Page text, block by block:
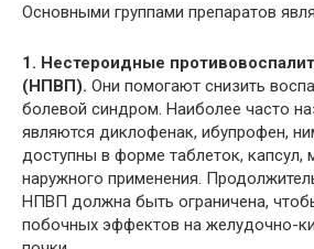
Основными группами препаратов
1. Нестероидные
(НПВП). Они помогают снизить
болевой синдром. Наиболее часто
являются диклофенак, ибупрофен,
доступны в форме таблеток, капсул,
наружного применения.
НПВП должна быть ограничена,
побочных эффектов на желудочно-